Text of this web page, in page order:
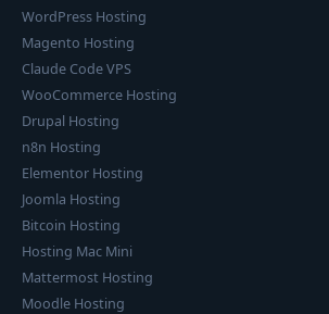
WordPress Hosting
Magento Hosting
Claude Code VPS
WooCommerce Hosting
Drupal Hosting
n8n Hosting
Elementor Hosting
Joomla Hosting
Bitcoin Hosting
Hosting Mac Mini
Mattermost Hosting
Moodle Hosting